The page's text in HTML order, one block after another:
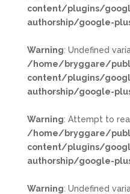
content/plugins/
authorship/google-
Warning: Undefined
/home/bryggare/
content/plugins/
authorship/google-
Warning: Attempt to
/home/bryggare/
content/plugins/
authorship/google-
Warning: Undefined